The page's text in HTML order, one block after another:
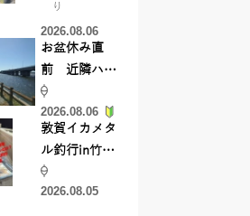
【45cmキャ
ッチ】
り
2026.08.06
お盆休み直
前 近隣ハゼ
釣り場調査し
てきました
2026.08.06
敦賀イカメタ
ル釣行in竹宝
丸様 釣り方で
釣果が激変！
2026.08.05